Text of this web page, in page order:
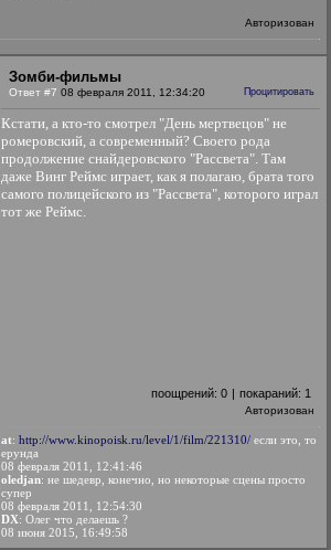
Авторизован
Зомби-фильмы
Ответ #7 08 февраля 2011, 12:34:20 Процитировать
Кстати, а кто-то смотрел "День мертвецов" не
ромеровский, а современный? Своего рода
продолжение снайдеровского "Рассвета". Там
даже Винг Реймс играет, как я полагаю, брата того
самого полицейского из "Рассвета", которого играл
тот же Реймс.
поощрений: 0 | покараний: 1
Авторизован
at: http://www.kinopoisk.ru/level/1/film/221310/ если это, то
ерунда
08 февраля 2011, 12:41:46
oledjan: не шедевр, конечно, но некоторые сцены просто
супер
08 февраля 2011, 12:54:30
DX: Олег что делаешь ?
08 июня 2015, 16:49:58